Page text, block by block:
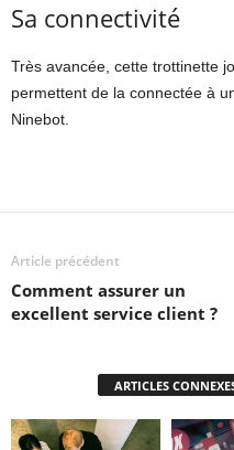
Sa connectivité
Très avancée, cette trottinette
permettent de la connectée à
Ninebot.
Article précédent
Comment assurer un
excellent service client ?
ARTICLES